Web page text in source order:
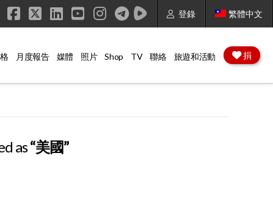
登錄 繁體中文
Facebook
X LinkedIn
YouTube
Instagram
月度報告 媒體 照片 Shop TV 聯絡 旅遊和活動 捐
as“美國”